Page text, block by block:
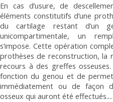
En cas d’usure, de
éléments constitutifs d’une
du cartilage restant d’un
unicompartimentale, un
s’impose. Cette opération
prothèses de reconstruction, la
recours à des greffes
fonction du genou et de
immédiatement ou de façon
osseux qui auront été effectués.